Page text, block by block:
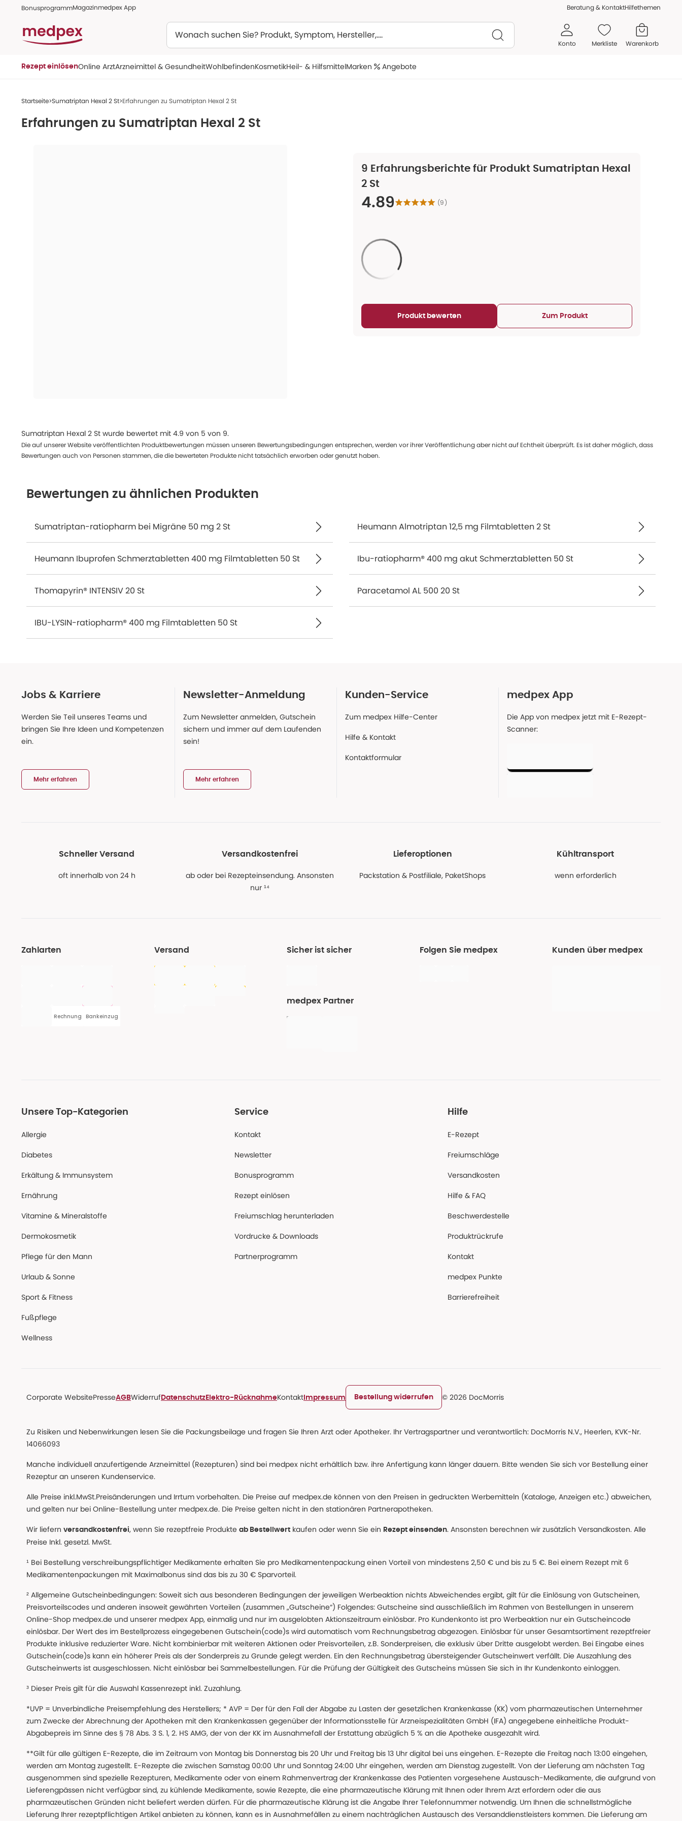
BonusprogrammMagazinmedpex App Beratung & KontaktHilfethemen
Konto Merkliste Warenkorb
Rezept einlösenOnline ArztArzneimittel & GesundheitWohlbefindenKosmetikHeil- & HilfsmittelMarken Angebote
Startseite Sumatriptan Hexal 2 St Erfahrungen zu Sumatriptan Hexal 2 St
Erfahrungen zu Sumatriptan Hexal 2 St
9 Erfahrungsberichte für Produkt Sumatriptan Hexal
2 St
4.89 (9)
Aktualisieren...
Produkt bewerten Zum Produkt
Sumatriptan Hexal 2 St wurde bewertet mit 4.9 von 5 von 9.
Die auf unserer Website veröffentlichten Produktbewertungen müssen unseren Bewertungsbedingungen entsprechen, werden vor ihrer Veröffentlichung aber nicht auf Echtheit überprüft. Es ist daher möglich, dass
Bewertungen auch von Personen stammen, die die bewerteten Produkte nicht tatsächlich erworben oder genutzt haben.
Bewertungen zu ähnlichen Produkten
Sumatriptan-ratiopharm bei Migräne 50 mg 2 St Heumann Almotriptan 12,5 mg Filmtabletten 2 St
Heumann Ibuprofen Schmerztabletten 400 mg Filmtabletten 50 St Ibu-ratiopharm® 400 mg akut Schmerztabletten 50 St
Thomapyrin® INTENSIV 20 St Paracetamol AL 500 20 St
IBU-LYSIN-ratiopharm® 400 mg Filmtabletten 50 St
Jobs & Karriere
Werden Sie Teil unseres Teams und
bringen Sie Ihre Ideen und Kompetenzen
ein.
Mehr erfahren
Newsletter-Anmeldung
Zum Newsletter anmelden, Gutschein
sichern und immer auf dem Laufenden
sein!
Mehr erfahren
Kunden-Service
Zum medpex Hilfe-Center
Hilfe & Kontakt
Kontaktformular
medpex App
Die App von medpex jetzt mit E-Rezept-
Scanner:
Schneller Versand
oft innerhalb von 24 h
Versandkostenfrei
ab oder bei Rezepteinsendung. Ansonsten
nur ¹⁴
Lieferoptionen
Packstation & Postfiliale, PaketShops
Kühltransport
wenn erforderlich
Zahlarten
Rechnung Bankeinzug
Versand Sicher ist sicher
medpex Partner
Folgen Sie medpex Kunden über medpex
Unsere Top-Kategorien
Allergie
Diabetes
Erkältung & Immunsystem
Ernährung
Vitamine & Mineralstoffe
Dermokosmetik
Pflege für den Mann
Urlaub & Sonne
Sport & Fitness
Fußpflege
Wellness
Service
Kontakt
Newsletter
Bonusprogramm
Rezept einlösen
Freiumschlag herunterladen
Vordrucke & Downloads
Partnerprogramm
Hilfe
E-Rezept
Freiumschläge
Versandkosten
Hilfe & FAQ
Beschwerdestelle
Produktrückrufe
Kontakt
medpex Punkte
Barrierefreiheit
Corporate WebsitePresseAGBWiderruf Datenschutz Elektro-RücknahmeKontakt Impressum Bestellung widerrufen © 2026 DocMorris
Zu Risiken und Nebenwirkungen lesen Sie die Packungsbeilage und fragen Sie Ihren Arzt oder Apotheker. Ihr Vertragspartner und verantwortlich: DocMorris N.V., Heerlen, KVK-Nr.
14066093
Manche individuell anzufertigende Arzneimittel (Rezepturen) sind bei medpex nicht erhältlich bzw. ihre Anfertigung kann länger dauern. Bitte wenden Sie sich vor Bestellung einer
Rezeptur an unseren Kundenservice.
Alle Preise inkl.MwSt.Preisänderungen und Irrtum vorbehalten. Die Preise auf medpex.de können von den Preisen in gedruckten Werbemitteln (Kataloge, Anzeigen etc.) abweichen,
und gelten nur bei Online-Bestellung unter medpex.de. Die Preise gelten nicht in den stationären Partnerapotheken.
Wir liefern versandkostenfrei, wenn Sie rezeptfreie Produkte ab Bestellwert kaufen oder wenn Sie ein Rezept einsenden. Ansonsten berechnen wir zusätzlich Versandkosten. Alle
Preise Inkl. gesetzl. MwSt.
¹ Bei Bestellung verschreibungspflichtiger Medikamente erhalten Sie pro Medikamentenpackung einen Vorteil von mindestens 2,50 € und bis zu 5 €. Bei einem Rezept mit 6
Medikamentenpackungen mit Maximalbonus sind das bis zu 30 € Sparvorteil.
² Allgemeine Gutscheinbedingungen: Soweit sich aus besonderen Bedingungen der jeweiligen Werbeaktion nichts Abweichendes ergibt, gilt für die Einlösung von Gutscheinen,
Preisvorteilscodes und anderen insoweit gewährten Vorteilen (zusammen „Gutscheine“) Folgendes: Gutscheine sind ausschließlich im Rahmen von Bestellungen in unserem
Online-Shop medpex.de und unserer medpex App, einmalig und nur im ausgelobten Aktionszeitraum einlösbar. Pro Kundenkonto ist pro Werbeaktion nur ein Gutscheincode
einlösbar. Der Wert des im Bestellprozess eingegebenen Gutschein(code)s wird automatisch vom Rechnungsbetrag abgezogen. Einlösbar für unser Gesamtsortiment rezeptfreier
Produkte inklusive reduzierter Ware. Nicht kombinierbar mit weiteren Aktionen oder Preisvorteilen, z.B. Sonderpreisen, die exklusiv über Dritte ausgelobt werden. Bei Eingabe eines
Gutschein(code)s kann ein höherer Preis als der Sonderpreis zu Grunde gelegt werden. Ein den Rechnungsbetrag übersteigender Gutscheinwert verfällt. Die Auszahlung des
Gutscheinwerts ist ausgeschlossen. Nicht einlösbar bei Sammelbestellungen. Für die Prüfung der Gültigkeit des Gutscheins müssen Sie sich in Ihr Kundenkonto einloggen.
³ Dieser Preis gilt für die Auswahl Kassenrezept inkl. Zuzahlung.
*UVP = Unverbindliche Preisempfehlung des Herstellers; * AVP = Der für den Fall der Abgabe zu Lasten der gesetzlichen Krankenkasse (KK) vom pharmazeutischen Unternehmer
zum Zwecke der Abrechnung der Apotheken mit den Krankenkassen gegenüber der Informationsstelle für Arzneispezialitäten GmbH (IFA) angegebene einheitliche Produkt-
Abgabepreis im Sinne des § 78 Abs. 3 S. 1, 2. HS AMG, der von der KK im Ausnahmefall der Erstattung abzüglich 5 % an die Apotheke ausgezahlt wird.
**Gilt für alle gültigen E-Rezepte, die im Zeitraum von Montag bis Donnerstag bis 20 Uhr und Freitag bis 13 Uhr digital bei uns eingehen. E-Rezepte die Freitag nach 13:00 eingehen,
werden am Montag zugestellt. E-Rezepte die zwischen Samstag 00:00 Uhr und Sonntag 24:00 Uhr eingehen, werden am Dienstag zugestellt. Von der Lieferung am nächsten Tag
ausgenommen sind spezielle Rezepturen, Medikamente oder von einem Rahmenvertrag der Krankenkasse des Patienten vorgesehene Austausch-Medikamente, die aufgrund von
Lieferengpässen nicht verfügbar sind, zu kühlende Medikamente, sowie Rezepte, die eine pharmazeutische Klärung mit Ihnen oder Ihrem Arzt erfordern oder die aus
pharmazeutischen Gründen nicht beliefert werden dürfen. Für die pharmazeutische Klärung ist die Angabe Ihrer Telefonnummer notwendig. Um Ihnen die schnellstmögliche
Lieferung Ihrer rezeptpflichtigen Artikel anbieten zu können, kann es in Ausnahmefällen zu einem nachträglichen Austausch des Versanddienstleisters kommen. Die Lieferung am